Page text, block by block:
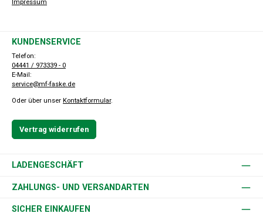
Impressum
KUNDENSERVICE
Telefon:
04441 / 973339 - 0
E-Mail:
service@mf-faske.de
Oder über unser Kontaktformular.
Vertrag widerrufen
LADENGESCHÄFT
ZAHLUNGS- UND VERSANDARTEN
SICHER EINKAUFEN